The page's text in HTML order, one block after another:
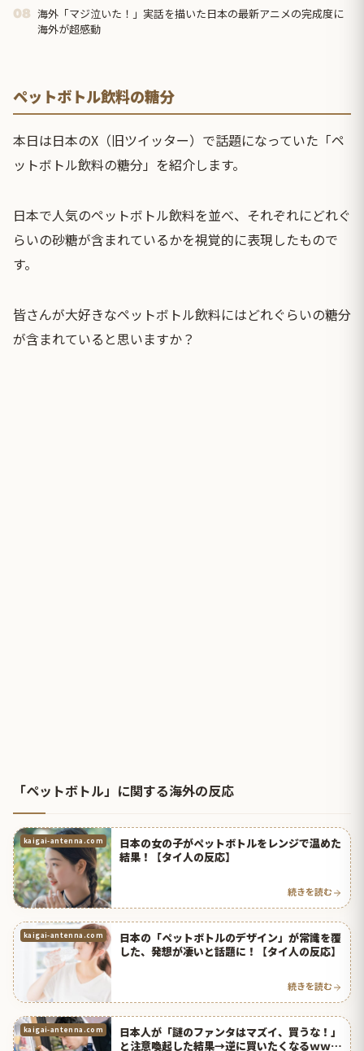
08 海外「マジ泣いた！」実話を描いた日本の最新アニメの完成度に
海外が超感動
ペットボトル飲料の糖分
本日は日本のX（旧ツイッター）で話題になっていた「ペ
ットボトル飲料の糖分」を紹介します。
日本で人気のペットボトル飲料を並べ、それぞれにどれぐ
らいの砂糖が含まれているかを視覚的に表現したもので
す。
皆さんが大好きなペットボトル飲料にはどれぐらいの糖分
が含まれていると思いますか？
「ペットボトル」に関する海外の反応
kaigai-antenna.com
日本の女の子がペットボトルをレンジで温めた
結果！【タイ人の反応】
続きを読む
kaigai-antenna.com
日本の「ペットボトルのデザイン」が常識を覆
した、発想が凄いと話題に！【タイ人の反応】
続きを読む
kaigai-antenna.com
日本人が「謎のファンタはマズイ、買うな！」
と注意喚起した結果→逆に買いたくなるｗｗｗ